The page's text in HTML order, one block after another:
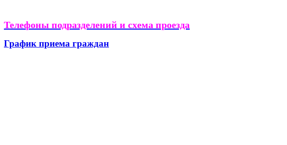
Телефоны подразделений и схема проезда
График приема граждан